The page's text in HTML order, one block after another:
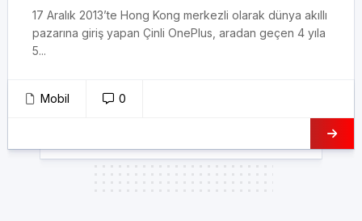
17 Aralık 2013’te Hong Kong merkezli olarak dünya akıllı
pazarına giriş yapan Çinli OnePlus, aradan geçen 4 yıla
5...
Mobil 0